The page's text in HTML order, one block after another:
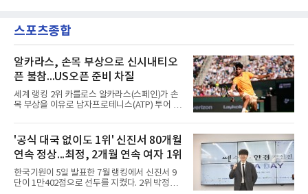
나지 못했다. 스페인행을 계획했으나 2022 항저
우 아시안게임 금메달에 따른 병역
이스탄불에 입국해 같은 날 저녁 트라브존에 도
착한다는 일정을 함께 공개했다. 환영 행사 시간
르투룰 도안 회장은 발표 직후 A스포르와 만나
아직 이적이 마무리된 단계는 아니라고 선을 그
으면서도, 메디컬 테스트를 위해 이스탄불에 들
어온 뒤 트라브존으로 이동해 계약서에 서명할
예정이라고 로이터통신을 통해 밝혔다. 시점을
못 박지는 않았으나 현지시간
스포츠종합
알카라스, 손목 부상으로 신시내티오
픈 불참...US오픈 준비 차질
세계 랭킹 2위 카를로스 알카라스(스페인)가 손
목 부상을 이유로 남자프로테니스(ATP) 투어 신
와 로이터 통신 등이 6일 전했다. US오픈 타이틀
방어 준비에 빨간불이 켜진 셈이다.8일 개막해
23일 막을 내리는 신시내티오픈은 US오픈에 앞
서 열리는 마지막 마스터스 1000 대회다. 지난해
US오픈 챔피언인 그는 4월 바르셀로나오픈 2회
전 기권 이후 손목 문제로 코트를 밟지 못하고 있
다. 프랑스오픈 방어전도, 윔블던도 건너뛰었다.
'공식 대국 없이도 1위' 신진서 80개월
연속 정상...최정, 2개월 연속 여자 1위
한국기원이 5일 발표한 7월 랭킹에서 신진서 9
단이 1만402점으로 선두를 지켰다. 2위 박정환